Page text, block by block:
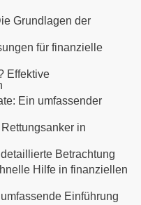
Grundlagen der
für finanzielle
Effektive
Ein umfassender
in
Betrachtung
Hilfe in finanziellen
Einführung